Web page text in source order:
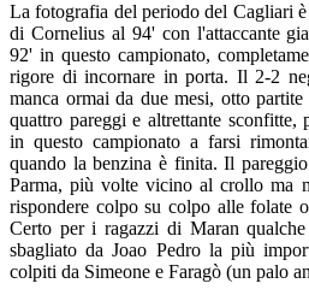
La fotografia del periodo del Cagliari
di Cornelius al 94' con l'attaccante
92' in questo campionato,
rigore di incornare in porta. Il 2-2
manca ormai da due mesi, otto
quattro pareggi e altrettante sconfitte,
in questo campionato a farsi
quando la benzina è finita. Il
Parma, più volte vicino al crollo ma
rispondere colpo su colpo alle folate
Certo per i ragazzi di Maran
sbagliato da Joao Pedro la più
colpiti da Simeone e Faragò (un palo